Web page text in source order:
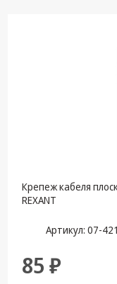
Крепеж кабеля
REXANT
Артикул: 07-
85 ₽